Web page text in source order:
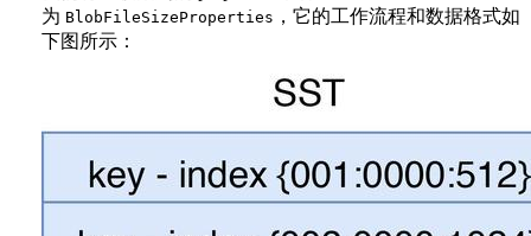
为 BlobFileSizeProperties ，它的工作流程和数据格式如
下图所示：